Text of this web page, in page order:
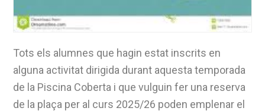
Tots els alumnes que hagin estat inscrits en
alguna activitat dirigida durant aquesta temporada
de la Piscina Coberta i que vulguin fer una reserva
de la plaça per al curs 2025/26 poden emplenar el